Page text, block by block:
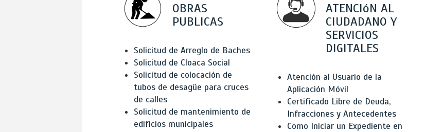
OBRAS
PUBLICAS
Solicitud de Arreglo de Baches
Solicitud de Cloaca Social
Solicitud de colocación de
tubos de desagüe para cruces
de calles
Solicitud de mantenimiento de
edificios municipales
ATENCIóN AL
CIUDADANO Y
SERVICIOS
DIGITALES
Atención al Usuario de la
Aplicación Móvil
Certificado Libre de Deuda,
Infracciones y Antecedentes
Como Iniciar un Expediente en